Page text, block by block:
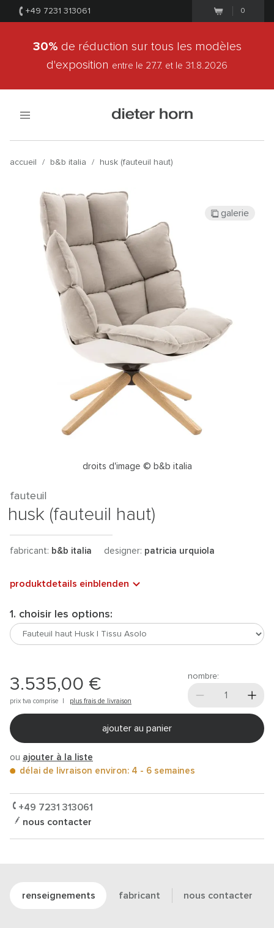
+49 7231 313061 0
30% de réduction sur tous les modèles
d'exposition entre le 27.7. et le 31.8.2026
accueil / b&b italia / husk (fauteuil haut)
droits d'image © b&b italia
galerie
fauteuil
husk (fauteuil haut)
fabricant: b&b italia designer: patricia urquiola
produktdetails einblenden
1. choisir les options:
3.535,00 €
prix tva comprise | plus frais de livraison
nombre:
ajouter au panier
ou ajouter à la liste
délai de livraison environ: 4 - 6 semaines
+49 7231 313061
nous contacter
renseignements fabricant nous contacter